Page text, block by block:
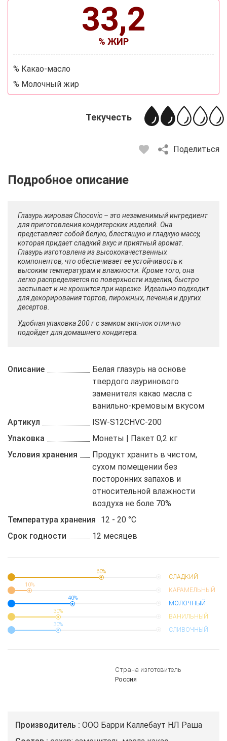
33,2
% ЖИР
% Какао-масло
% Молочный жир
Текучесть
Поделиться
Описание Отзывы Рецепты
Глазурь жировая Chocovic – это незаменимый ингредиент
для приготовления кондитерских изделий. Она
представляет собой белую, блестящую и гладкую массу,
которая придает сладкий вкус и приятный аромат.
Глазурь изготовлена из высококачественных
компонентов, что обеспечивает ее устойчивость к
высоким температурам и влажности. Кроме того, она
легко распределяется по поверхности изделия, быстро
застывает и не крошится при нарезке. Идеально подходит
для декорирования тортов, пирожных, печенья и других
десертов.
Удобная упаковка 200 г с замком зип-лок отлично
подойдет для домашнего кондитера.
Описание
Белая глазурь на основе
твердого лауринового
заменителя какао масла с
ванильно-кремовым вкусом
Артикул
ISW-S12CHVC-200
Упаковка
Монеты | Пакет 0,2 кг
Условия хранения
Продукт хранить в чистом,
сухом помещении без
посторонних запахов и
относительной влажности
воздуха не боле 70%
Температура хранения
12 - 20 °C
Срок годности
12 месяцев
60%
СЛАДКИЙ
10%
КАРАМЕЛЬНЫЙ
40%
МОЛОЧНЫЙ
30%
ВАНИЛЬНЫЙ
30%
СЛИВОЧНЫЙ
Страна изготовитель
Россия
Производитель
ООО Барри Каллебаут НЛ Раша